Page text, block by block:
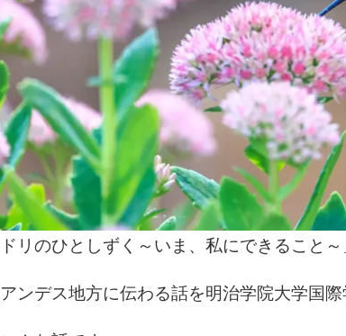
ドリのひとしずく～いま、私にできること
ンデス地方に伝わる話を明治学院大学国